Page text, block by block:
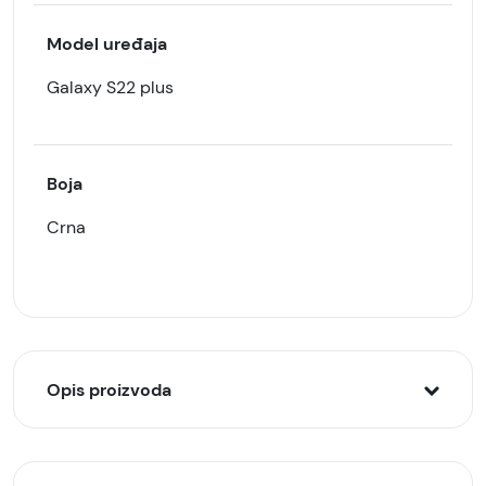
Model uređaja
Galaxy S22 plus
Boja
Crna
Opis proizvoda